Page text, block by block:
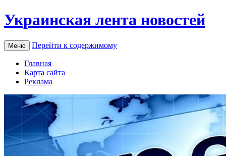
Украинская лента новостей
Меню Перейти к содержимому
Главная
Карта сайта
Реклама